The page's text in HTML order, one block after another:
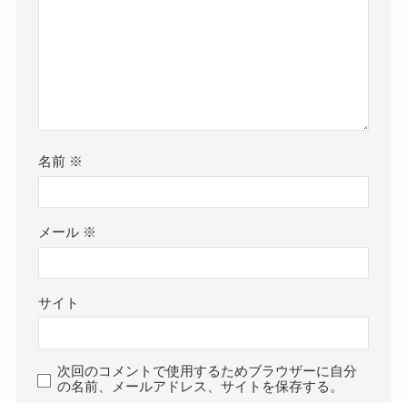
名前 ※
メール ※
サイト
次回のコメントで使用するためブラウザーに自分
の名前、メールアドレス、サイトを保存する。